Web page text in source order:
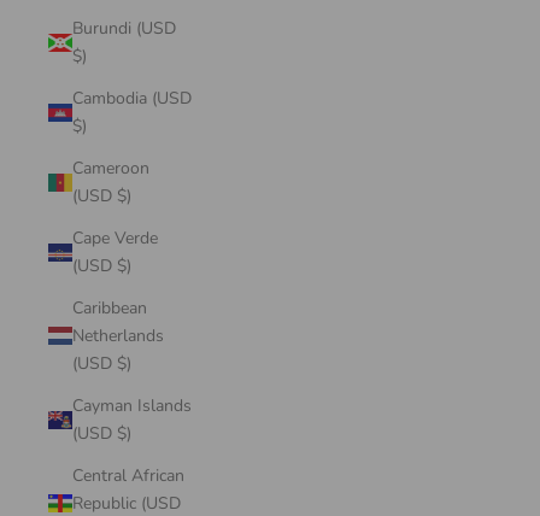
Burundi (USD
$)
Cambodia (USD
$)
Cameroon
(USD $)
Cape Verde
(USD $)
Caribbean
Netherlands
(USD $)
Cayman Islands
(USD $)
Central African
Republic (USD